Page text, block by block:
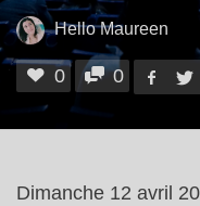
Hello Maureen
0 0
Dimanche 12 avril